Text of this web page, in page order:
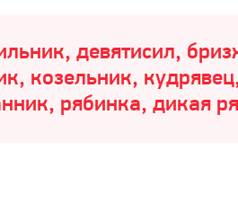
девятисил,
козельник,
рябинка, дикая